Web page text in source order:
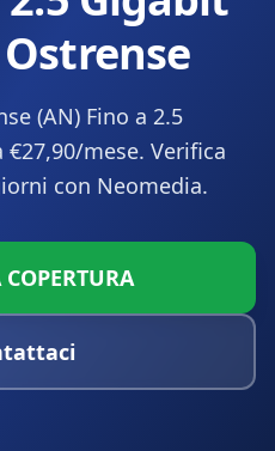
(AN) Fino a 2.5
€27,90/mese. Verifica
con Neomedia.